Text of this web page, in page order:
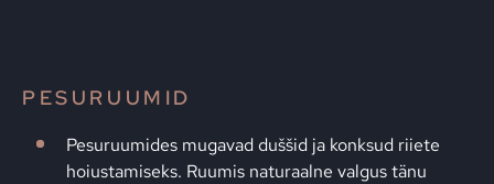
PESURUUMID
Pesuruumides mugavad duššid ja konksud riiete
hoiustamiseks. Ruumis naturaalne valgus tänu